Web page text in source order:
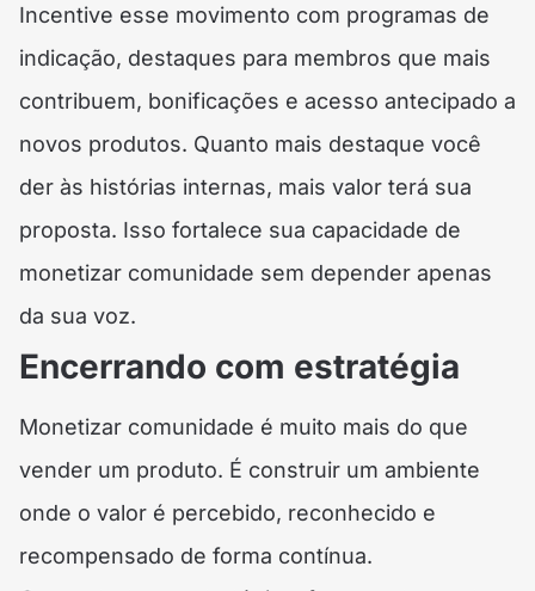
Incentive esse movimento com programas de
indicação, destaques para membros que mais
contribuem, bonificações e acesso antecipado a
novos produtos. Quanto mais destaque você
der às histórias internas, mais valor terá sua
proposta. Isso fortalece sua capacidade de
monetizar comunidade sem depender apenas
da sua voz.
Encerrando com estratégia
Monetizar comunidade é muito mais do que
vender um produto. É construir um ambiente
onde o valor é percebido, reconhecido e
recompensado de forma contínua.